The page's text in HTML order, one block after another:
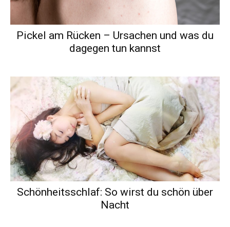
Pickel am Rücken – Ursachen und was du
dagegen tun kannst
Schönheitsschlaf: So wirst du schön über
Nacht